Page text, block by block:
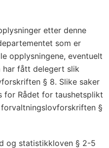
etter denne
som er
opplysningene, eventuelt
har fått delegert slik
§ 8. Slike saker
for Rådet for taushetsplikt
§
og statistikkloven § 2-5